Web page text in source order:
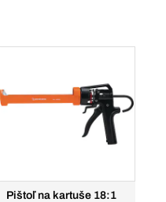
Pištoľ na kartuše 18:1